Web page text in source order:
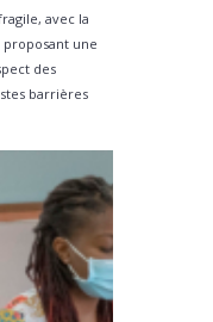
avec la
une
des
barrières